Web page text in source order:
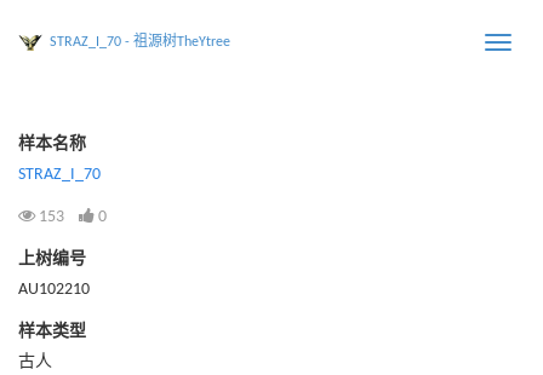
Toggle
STRAZ_I_70 - 祖源树TheYtree
样本名称
STRAZ_I_70
153 0
上树编号
AU102210
样本类型
古人